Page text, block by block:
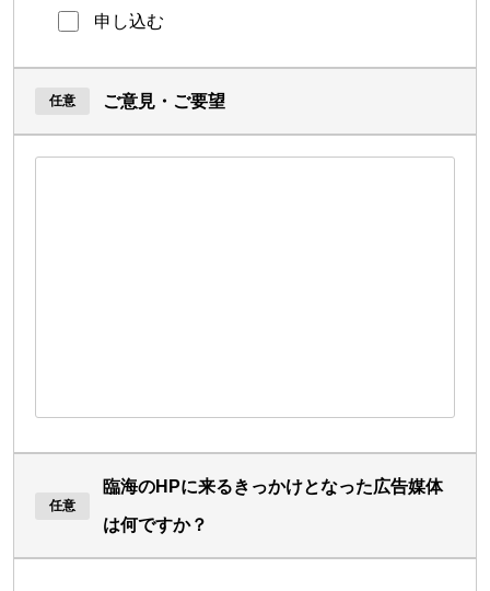
申し込む
ご意見・ご要望
臨海のHPに来るきっかけとなった広告媒体
は何ですか？